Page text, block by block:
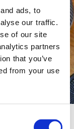
ads, to
our traffic.
of our site
partners
that you’ve
from your use
Te, kaffe